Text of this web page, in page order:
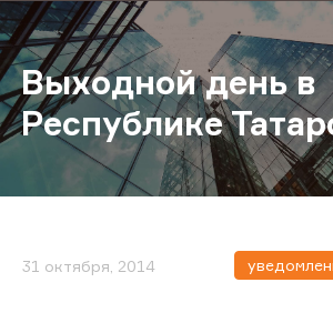
Выходной день в
Республике
31 октября, 2014